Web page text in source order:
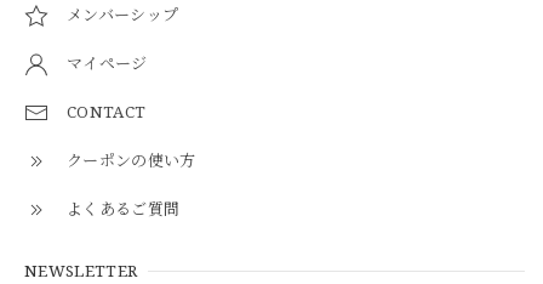
メンバーシップ
マイページ
CONTACT
クーポンの使い方
よくあるご質問
NEWSLETTER